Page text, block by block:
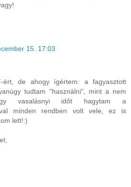
15. 17:03
ért, de ahogy ígértem: a fagyasztott
tudtam "használni", mint a nem
vasalásnyi időt hagytam a
minden rendben volt vele, ez is
lett!:)